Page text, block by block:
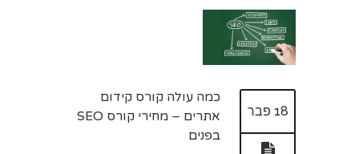
18 פבר
כמה עולה קורס קידום
אתרים – מחירי קורס SEO
בפנים